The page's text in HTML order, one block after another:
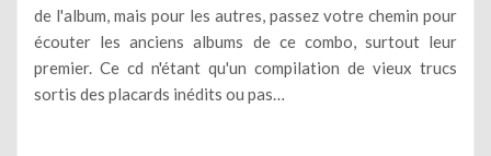
de l'album, mais pour les autres, passez votre chemin pour
écouter les anciens albums de ce combo, surtout leur
premier. Ce cd n'étant qu'un compilation de vieux trucs
sortis des placards inédits ou pas…